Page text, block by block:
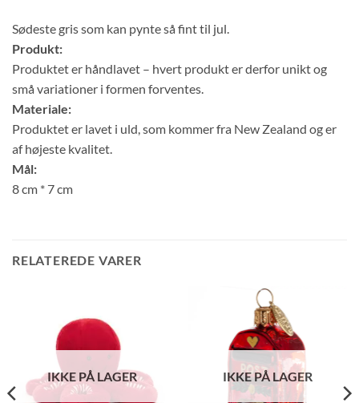
Sødeste gris som kan pynte så fint til jul.
Produkt:
Produktet er håndlavet – hvert produkt er derfor unikt og
små variationer i formen forventes.
Materiale:
Produktet er lavet i uld, som kommer fra New Zealand og er
af højeste kvalitet.
Mål:
8 cm * 7 cm
RELATEREDE VARER
IKKE PÅ LAGER IKKE PÅ LAGER